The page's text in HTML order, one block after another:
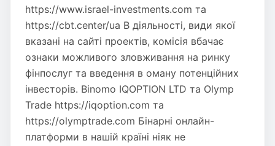
https://www.israel-investments.com та
https://cbt.center/ua В діяльності, види якої
вказані на сайті проектів, комісія вбачає
ознаки можливого зловживання на ринку
фінпослуг та введення в оману потенційних
інвесторів. Binomo IQOPTION LTD та Olymp
Trade https://iqoption.com та
https://olymptrade.com Бінарні онлайн-
платформи в нашій країні ніяк не